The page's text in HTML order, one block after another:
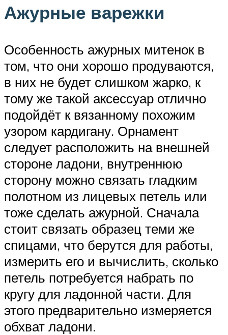
Ажурные варежки
Особенность ажурных митенок в
том, что они хорошо продуваются,
в них не будет слишком жарко, к
тому же такой аксессуар отлично
подойдёт к вязанному похожим
узором кардигану. Орнамент
следует расположить на внешней
стороне ладони, внутреннюю
сторону можно связать гладким
полотном из лицевых петель или
тоже сделать ажурной. Сначала
стоит связать образец теми же
спицами, что берутся для работы,
измерить его и вычислить, сколько
петель потребуется набрать по
кругу для ладонной части. Для
этого предварительно измеряется
обхват ладони.